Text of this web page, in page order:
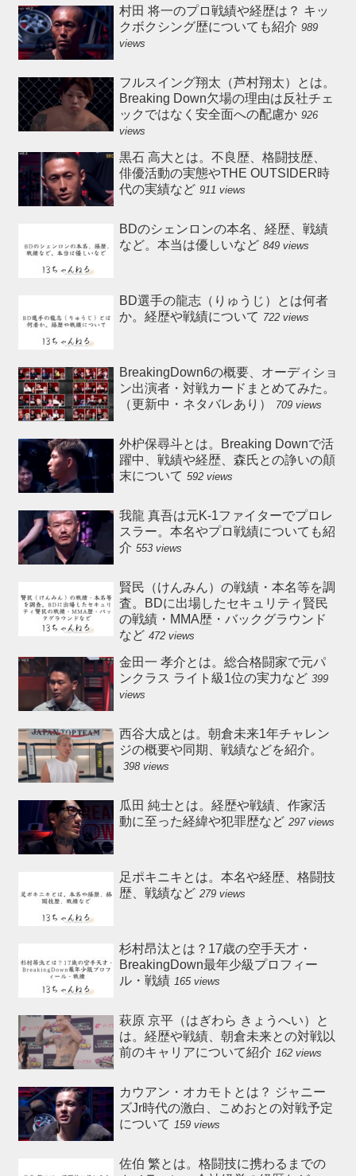
村田 将一のプロ戦績や経歴は？ キッ
クボクシング歴についても紹介 989
views
フルスイング翔太（芦村翔太）とは。
Breaking Down欠場の理由は反社チェ
ックではなく安全面への配慮か 926
views
黒石 高大とは。不良歴、格闘技歴、
俳優活動の実態やTHE OUTSIDER時
代の実績など 911 views
BDのシェンロンの本名、経歴、戦績
など。本当は優しいなど 849 views
BD選手の龍志（りゅうじ）とは何者
か。経歴や戦績について 722 views
BreakingDown6の概要、オーディショ
ン出演者・対戦カードまとめてみた。
（更新中・ネタバレあり）
709 views
外枦保尋斗とは。Breaking Downで活
躍中、戦績や経歴、森氏との諍いの顛
末について 592 views
我龍 真吾は元K-1ファイターでプロレ
スラー。本名やプロ戦績についても紹
介 553 views
賢民（けんみん）の戦績・本名等を調
査。BDに出場したセキュリティ賢民
の戦績・MMA歴・バックグラウンド
など 472 views
金田一 孝介とは。総合格闘家で元パ
ンクラス ライト級1位の実力など 399
views
西谷大成とは。朝倉未来1年チャレン
ジの概要や同期、戦績などを紹介。
398 views
瓜田 純士とは。経歴や戦績、作家活
動に至った経緯や犯罪歴など 297 views
足ポキニキとは。本名や経歴、格闘技
歴、戦績など 279 views
杉村昂汰とは？17歳の空手天才・
BreakingDown最年少級プロフィー
ル・戦績 165 views
萩原 京平（はぎわら きょうへい）と
は。経歴や戦績、朝倉未来との対戦以
前のキャリアについて紹介 162 views
カウアン・オカモトとは？ ジャニー
ズJr時代の激白、こめおとの対戦予定
について 159 views
佐伯 繁とは。格闘技に携わるまでの